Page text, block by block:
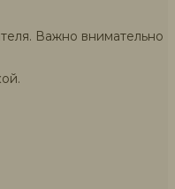
Важно внимательно